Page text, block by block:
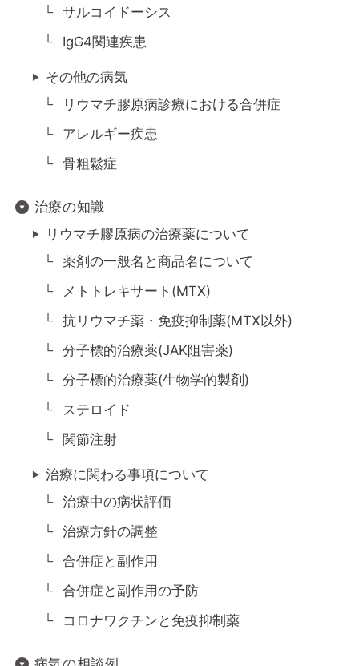
サルコイドーシス
IgG4関連疾患
その他の病気
リウマチ膠原病診療における合併症
アレルギー疾患
骨粗鬆症
治療の知識
リウマチ膠原病の治療薬について
薬剤の一般名と商品名について
メトトレキサート(MTX)
抗リウマチ薬・免疫抑制薬(MTX以外)
分子標的治療薬(JAK阻害薬)
分子標的治療薬(生物学的製剤)
ステロイド
関節注射
治療に関わる事項について
治療中の病状評価
治療方針の調整
合併症と副作用
合併症と副作用の予防
コロナワクチンと免疫抑制薬